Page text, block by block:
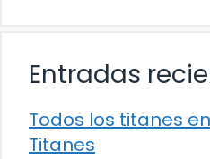
Entradas
Todos los titanes
Titanes